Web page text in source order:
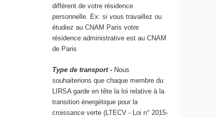
diffèrent de votre résidence
personnelle. Ex: si vous travaillez ou
étudiez au CNAM Paris votre
résidence administrative est au CNAM
de Paris
Type de transport - Nous
souhaiterions que chaque membre du
LIRSA garde en tête la loi relative à la
transition énergétique pour la
croissance verte (LTECV - Loi n° 2015-